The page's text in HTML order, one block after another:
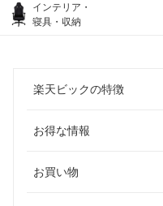
インテリア・
寝具・収納
楽天ビックの特徴
お得な情報
お買い物